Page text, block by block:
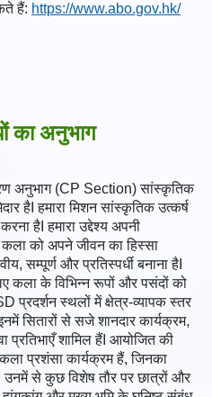
हैं: https://www.abo.gov.hk/
का अनुभाग
अनुभाग (CP Section) सांस्कृतिक
हैI हमारा मिशन सांस्कृतिक उत्कर्ष
हैI हमारा उद्देश्य अपनी
कला को अपने जीवन का हिस्सा
सम्पूर्ण और प्रतिस्पर्धी बनाना हैI
कला के विभिन्न रूपों और पसंदों को
प्रदर्शन स्थलों में क्षेत्र-व्यापक स्तर
सितारों से सजे शानदार कार्यक्रम,
प्रतिभाएँ शामिल हैंI आयोजित की
प्रशंसा कार्यक्रम हैं, जिनका
है, उनमें से कुछ विशेष तौर पर छात्रों और